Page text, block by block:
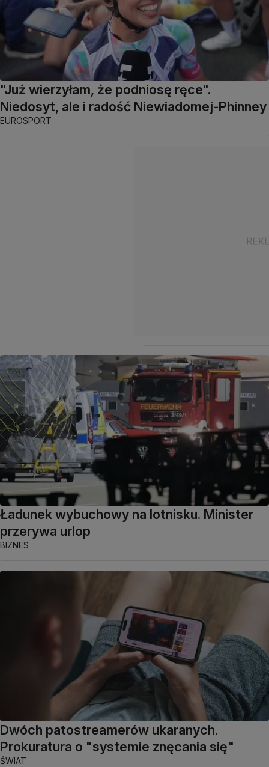
"Już wierzyłam, że podniosę ręce".
Niedosyt, ale i radość Niewiadomej-Phinney
EUROSPORT
Ładunek wybuchowy na lotnisku. Minister
przerywa urlop
BIZNES
Dwóch patostreamerów ukaranych.
Prokuratura o "systemie znęcania się"
ŚWIAT